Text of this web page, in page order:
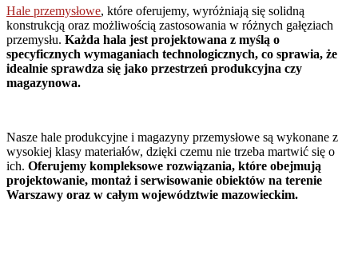
Hale przemysłowe, które oferujemy, wyróżniają się solidną
konstrukcją oraz możliwością zastosowania w różnych gałęziach
przemysłu. Każda hala jest projektowana z myślą o
specyficznych wymaganiach technologicznych, co sprawia, że
idealnie sprawdza się jako przestrzeń produkcyjna czy
magazynowa.
Nasze hale produkcyjne i magazyny przemysłowe są wykonane z
wysokiej klasy materiałów, dzięki czemu nie trzeba martwić się o
ich. Oferujemy kompleksowe rozwiązania, które obejmują
projektowanie, montaż i serwisowanie obiektów na terenie
Warszawy oraz w całym województwie mazowieckim.